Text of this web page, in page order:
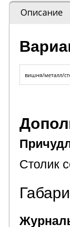
Описание
вишня/металл/
Столик